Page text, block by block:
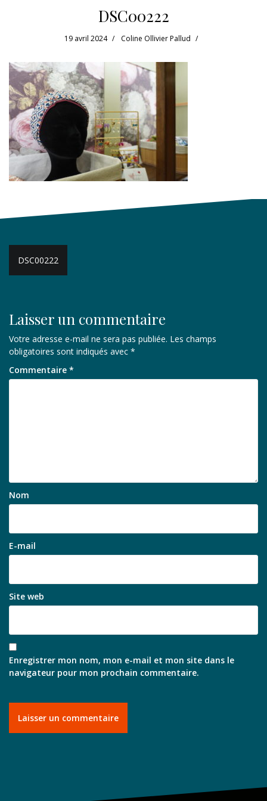
DSC00222
19 avril 2024 Coline Ollivier Pallud
Navigation
de
DSC00222
Laisser un commentaire
Votre adresse e-mail ne sera pas publiée. Les champs
obligatoires sont indiqués avec *
Commentaire *
Nom
E-mail
Site web
Enregistrer mon nom, mon e-mail et mon site dans le
navigateur pour mon prochain commentaire.